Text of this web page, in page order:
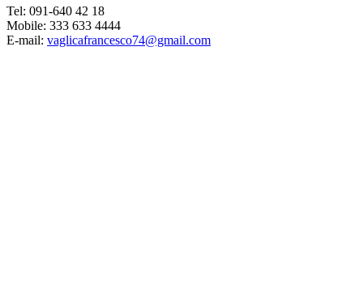
Tel: 091-640 42 18
Mobile: 333 633 4444
E-mail: vaglicafrancesco74@gmail.com